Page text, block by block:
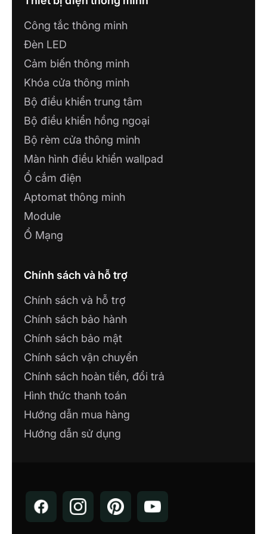
Thuận
SHOWROOM IOT MINH HOÀNG
Số 63 Hùng Vương 3, P. Hoàng Văn Thụ,
Thành Phố Bắc Giang
CÔNG TY TNHH ĐIỆN NƯỚC ĐỒNG
PHÁT
42/19 Ngô Văn Lớn, Phường 4, Tân An,
Long An
CÔNG TY TNHH GIẢI PHÁP CÔNG
NGHỆ HUY PHÁT
105 đường Tôn Đức Thắng, phường 5, TP.
Cà Mau, Cà Mau
Thắng, Thành Phố Hồ Chí Minh
CÔNG TY TNHH XÂY DỰNG VÀ
THƯƠNG MẠI CAO PHONG
Công ty TNHH Xây dựng Số 321 Mê Linh,
P. Liên Bảo, TP. Vĩnh Yên, Vĩnh Phúc
NHÀ MÁY LUMI SMART FACTORY
Lô 12, KCN Thăng Long 3, Thiện Kế, Bình
SHOWROOM CÔNG TY TNHH NHÀ
CÔNG TY TNHH CÔNG NGHỆ PHÚ
VINH IOT
Công tắc thông minh
Đèn LED
Cảm biến thông minh
Khóa cửa thông minh
Bộ điều khiển trung tâm
Bộ điều khiển hồng ngoại
Bộ rèm cửa thông minh
Màn hình điều khiển wallpad
Ổ cắm điện
Aptomat thông minh
Module
Ổ Mạng
Chính sách và hỗ trợ
Chính sách và hỗ trợ
Chính sách bảo hành
Chính sách bảo mật
Chính sách vận chuyển
Chính sách hoàn tiền, đổi trả
Hình thức thanh toán
Hướng dẫn mua hàng
Hướng dẫn sử dụng